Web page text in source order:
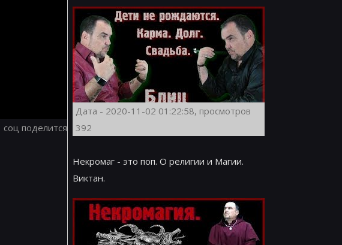
соц поделится
Дата - 2020-11-02 01:22:58, просмотров
392
Некромаг - это поп. О религии и Магии.
Виктан.